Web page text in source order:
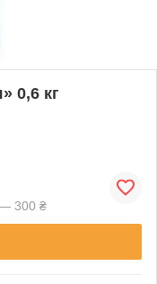
0,6 кг
— 300 ₴